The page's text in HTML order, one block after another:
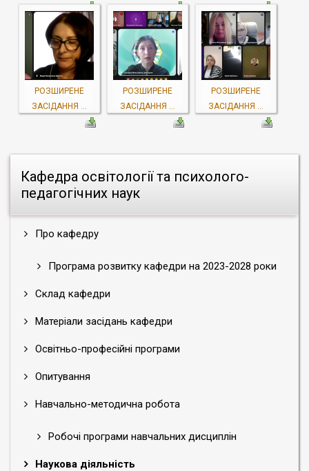
Кафедра освітології та психолого-
педагогічних наук
Про кафедру
Програма розвитку кафедри на 2023-2028 роки
Склад кафедри
Матеріали засідань кафедри
Освітньо-професійні програми
Опитування
Навчально-методична робота
Робочі програми навчальних дисциплін
Наукова діяльність
РОЗШИРЕНЕ
ЗАСІДАННЯ ...
РОЗШИРЕНЕ
ЗАСІДАННЯ ...
РОЗШИРЕНЕ
ЗАСІДАННЯ ...